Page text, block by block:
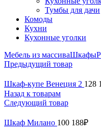
Тумбы для дачи
Комоды
Кухни
Кухонные уголки
Мебель из массиваШкафы
Предыдущий товар
Шкаф-купе Венеция 2 128
Назад к товарам
Следующий товар
Шкаф Милано 100 188₽